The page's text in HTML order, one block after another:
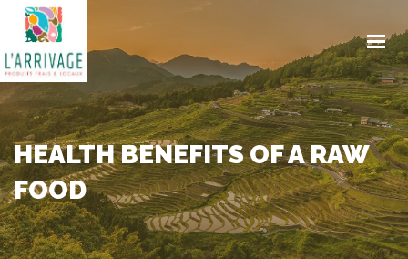
ENGAGEMENTS
PRODUITS
TRAITEUR
CONTACT
ACTUALITES
COMMANDE EN LIGNE
HEALTH BENEFITS OF A RAW
FOOD